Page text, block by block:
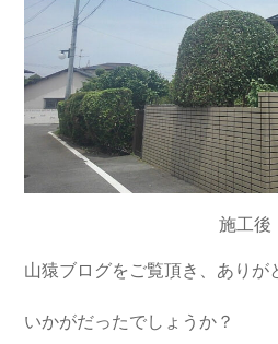
施工後
山猿ブログをご覧頂き、ありが
いかがだったでしょうか？